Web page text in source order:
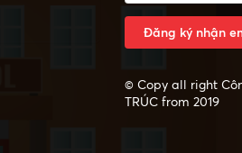
Đăng ký nhận
© Copy all right
TRÚC from 2019